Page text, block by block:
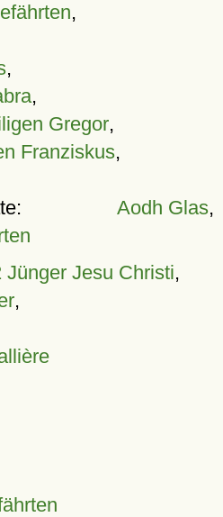
,
,
,
Gregor,
Franziskus,
Aodh Glas,
Jünger Jesu Christi,
,